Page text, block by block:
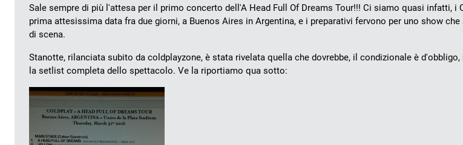
Sale sempre di più l'attesa per il primo concerto dell'A Head Full Of Dreams Tour!!! Ci siamo quasi infatti, i
prima attesissima data fra due giorni, a Buenos Aires in Argentina, e i preparativi fervono per uno show
di scena.
Stanotte, rilanciata subito da coldplayzone, è stata rivelata quella che dovrebbe, il condizionale è
la setlist completa dello spettacolo. Ve la riportiamo qua sotto: